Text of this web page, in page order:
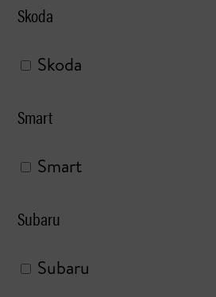
Skoda
Skoda
Smart
Smart
Subaru
Subaru